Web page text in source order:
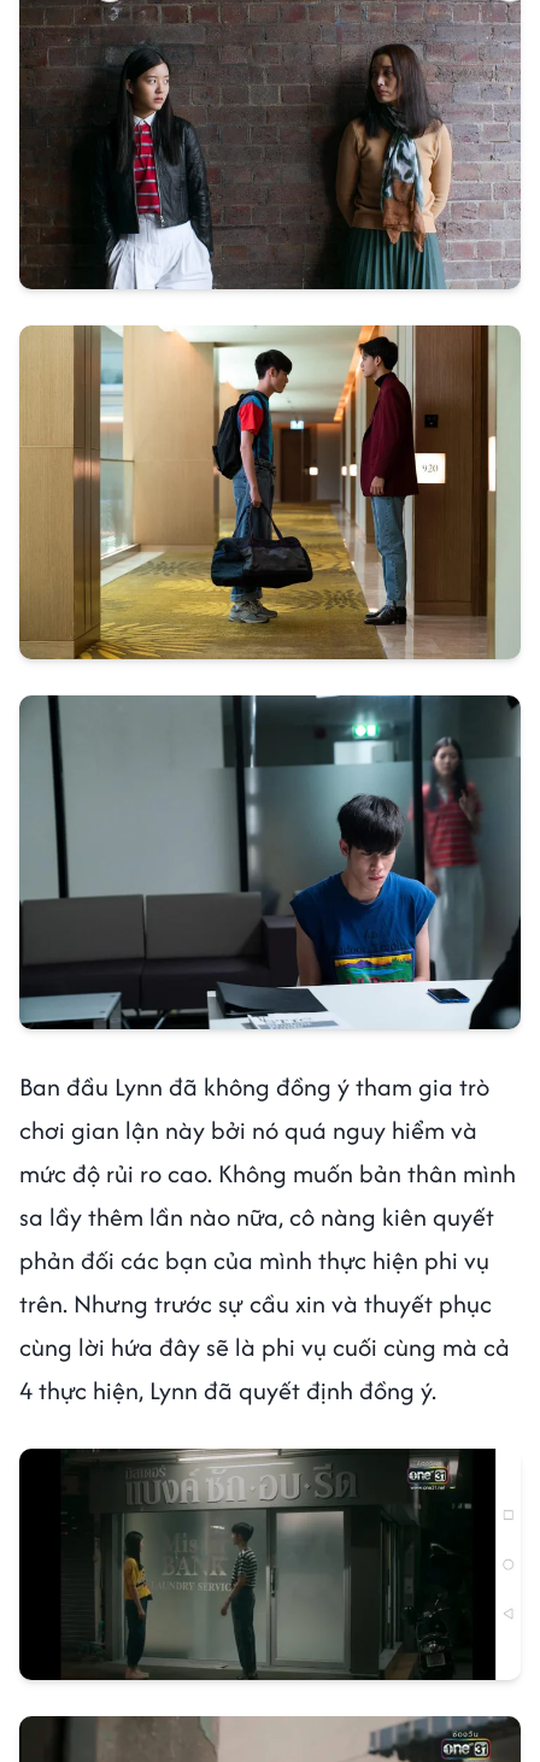
Ban đầu Lynn đã không đồng ý tham gia trò
chơi gian lận này bởi nó quá nguy hiểm và
mức độ rủi ro cao. Không muốn bản thân mình
sa lầy thêm lần nào nữa, cô nàng kiên quyết
phản đối các bạn của mình thực hiện phi vụ
trên. Nhưng trước sự cầu xin và thuyết phục
cùng lời hứa đây sẽ là phi vụ cuối cùng mà cả
4 thực hiện, Lynn đã quyết định đồng ý.